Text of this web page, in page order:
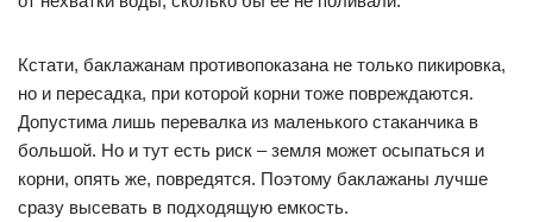
Кстати, баклажанам противопоказана не только пикировка,
но и пересадка, при которой корни тоже повреждаются.
Допустима лишь перевалка из маленького стаканчика в
большой. Но и тут есть риск – земля может осыпаться и
корни, опять же, повредятся. Поэтому баклажаны лучше
сразу высевать в подходящую емкость.